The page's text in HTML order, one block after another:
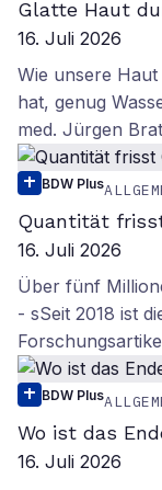
Glatte Haut
16. Juli 2026
Wie unsere
hat, genug
med. Jürgen
BDW Plus
Quantität
16. Juli 2026
Über fünf
- sSeit 2018 ist
BDW Plus
Wo ist das
16. Juli 2026